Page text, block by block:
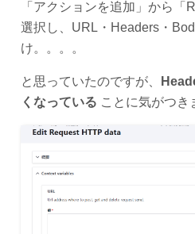
「アクションを追加」から「
選択し、URL・Headers・
け。。。。
と思っていたのですが、
くなっている ことに気がつき